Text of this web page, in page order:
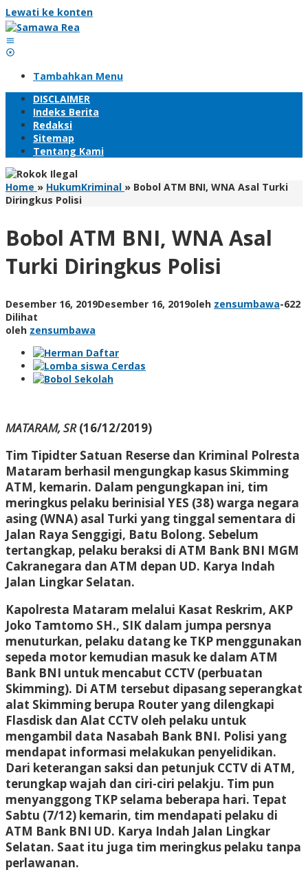
Lewati ke konten
Tambahkan Menu
DISCLAIMER
Indeks Berita
Redaksi
Sitemap
Tentang Kami
Home » HukumKriminal » Bobol ATM BNI, WNA Asal Turki
Diringkus Polisi
Bobol ATM BNI, WNA Asal
Turki Diringkus Polisi
Desember 16, 2019Desember 16, 2019oleh zensumbawa-622
Dilihat
oleh zensumbawa
MATARAM, SR(16/12/2019)
Tim Tipidter Satuan Reserse dan Kriminal Polresta
Mataram berhasil mengungkap kasus Skimming
ATM, kemarin. Dalam pengungkapan ini, tim
meringkus pelaku berinisial YES (38) warga negara
asing (WNA) asal Turki yang tinggal sementara di
Jalan Raya Senggigi, Batu Bolong. Sebelum
tertangkap, pelaku beraksi di ATM Bank BNI MGM
Cakranegara dan ATM depan UD. Karya Indah
Jalan Lingkar Selatan.
Kapolresta Mataram melalui Kasat Reskrim, AKP
Joko Tamtomo SH., SIK dalam jumpa persnya
menuturkan, pelaku datang ke TKP menggunakan
sepeda motor kemudian masuk ke dalam ATM
Bank BNI untuk mencabut CCTV (perbuatan
Skimming). Di ATM tersebut dipasang seperangkat
alat Skimming berupa Router yang dilengkapi
Flasdisk dan Alat CCTV oleh pelaku untuk
mengambil data Nasabah Bank BNI. Polisi yang
mendapat informasi melakukan penyelidikan.
Dari keterangan saksi dan petunjuk CCTV di ATM,
terungkap wajah dan ciri-ciri pelakju. Tim pun
menyanggong TKP selama beberapa hari. Tepat
Sabtu (7/12) kemarin, tim mendapati pelaku di
ATM Bank BNI UD. Karya Indah Jalan Lingkar
Selatan. Saat itu juga tim meringkus pelaku tanpa
perlawanan.